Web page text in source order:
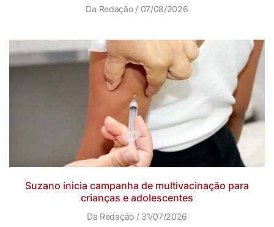
Da Redação 07/08/2026
Suzano inicia campanha de multivacinação para
crianças e adolescentes
Da Redação 31/07/2026